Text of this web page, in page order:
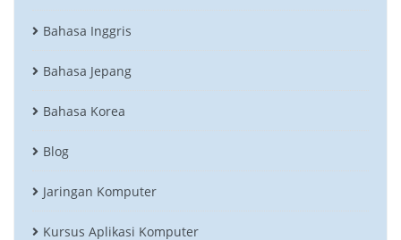
Bahasa Inggris
Bahasa Jepang
Bahasa Korea
Blog
Jaringan Komputer
Kursus Aplikasi Komputer